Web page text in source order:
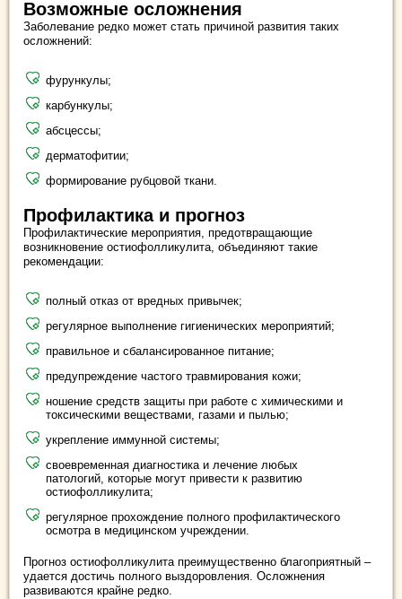
Возможные осложнения
Заболевание редко может стать причиной развития таких
осложнений:
фурункулы;
карбункулы;
абсцессы;
дерматофитии;
формирование рубцовой ткани.
Профилактика и прогноз
Профилактические мероприятия, предотвращающие
возникновение остиофолликулита, объединяют такие
рекомендации:
полный отказ от вредных привычек;
регулярное выполнение гигиенических мероприятий;
правильное и сбалансированное питание;
предупреждение частого травмирования кожи;
ношение средств защиты при работе с химическими и
токсическими веществами, газами и пылью;
укрепление иммунной системы;
своевременная диагностика и лечение любых
патологий, которые могут привести к развитию
остиофолликулита;
регулярное прохождение полного профилактического
осмотра в медицинском учреждении.
Прогноз остиофолликулита преимущественно благоприятный –
удается достичь полного выздоровления. Осложнения
развиваются крайне редко.